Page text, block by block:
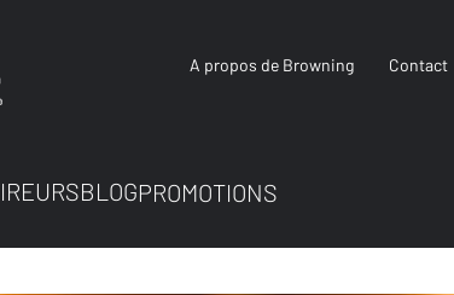
A propos de Browning Contact
BLOGPROMOTIONS